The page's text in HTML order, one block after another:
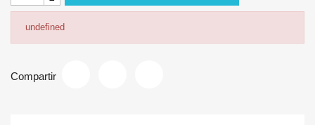
undefined
Compartir